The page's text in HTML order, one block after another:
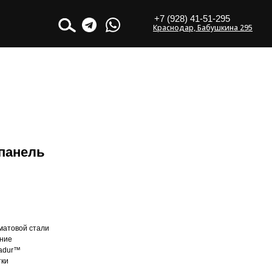
Краснодар, Бабушкина 295
+7 (928) 41-51-295
стали